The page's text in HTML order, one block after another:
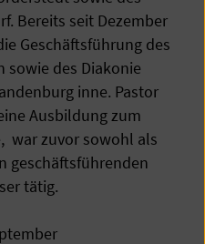
Bereits seit Dezember
Geschäftsführung des
sowie des Diakonie
inne. Pastor
Ausbildung zum
war zuvor sowohl als
geschäftsführenden
tätig.